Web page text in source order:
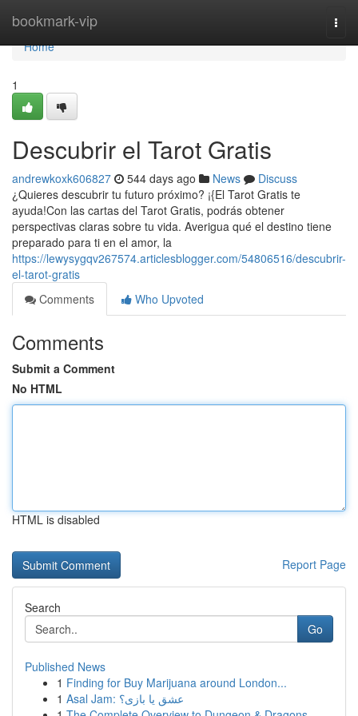
bookmark-vip
Home
Home
1
Descubrir el Tarot Gratis
andrewkoxk606827 544 days ago News
Discuss
¿Quieres descubrir tu futuro próximo? ¡{El Tarot Gratis te
ayuda!Con las cartas del Tarot Gratis, podrás obtener
perspectivas claras sobre tu vida. Averigua qué el destino tiene
preparado para ti en el amor, la
https://lewysygqv267574.articlesblogger.com/54806516/descubrir-
el-tarot-gratis
Comments
Who Upvoted
Comments
Submit a Comment
No HTML
HTML is disabled
Report Page
Search
Go
Published News
1 Finding for Buy Marijuana around London...
1
Asal Jam: عشق یا بازی؟